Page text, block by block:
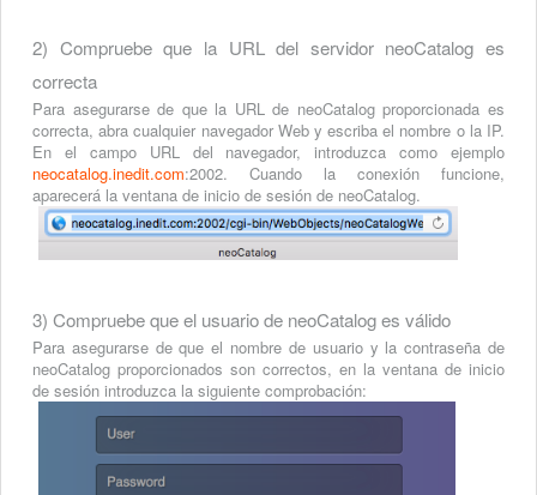
2) Compruebe que la URL del servidor neoCatalog es
correcta
Para asegurarse de que la URL de neoCatalog proporcionada es
correcta, abra cualquier navegador Web y escriba el nombre o la IP.
En el campo URL del navegador, introduzca como ejemplo
neocatalog.inedit.com:2002. Cuando la conexión funcione,
aparecerá la ventana de inicio de sesión de neoCatalog.
3) Compruebe que el usuario de neoCatalog es válido
Para asegurarse de que el nombre de usuario y la contraseña de
neoCatalog proporcionados son correctos, en la ventana de inicio
de sesión introduzca la siguiente comprobación: